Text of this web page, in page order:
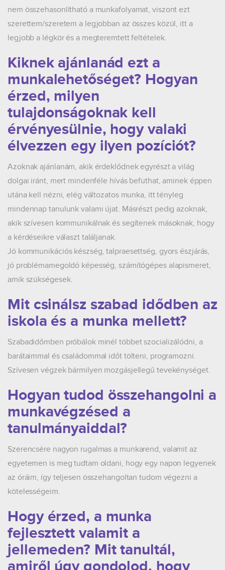
nem összehasonlítható a munkafolyamat, viszont ezt
szerettem/szeretem a legjobban az összes közül, itt a
legjobb a légkör és a megteremtett feltételek.
Kiknek ajánlanád ezt a
munkalehetőséget? Hogyan
érzed, milyen
tulajdonságoknak kell
érvényesülnie, hogy valaki
élvezzen egy ilyen pozíciót?
Azoknak ajánlanám, akik érdeklődnek egyrészt a világ
dolgai iránt, mert mindenféle hívás befuthat, aminek éppen
utána kell nézni, elég változatos munka, itt tényleg
mindennap tanulunk valami újat. Másrészt pedig azoknak,
akik szívesen kommunikálnak és segítenek másoknak, hogy
a kérdéseikre választ találjanak.
Jó kommunikációs készség, talpraesettség, gyors észjárás,
jó problémamegoldó képesség, számítógépes alapismeret,
amik szükségesek.
Mit csinálsz szabad idődben az
iskola és a munka mellett?
Szabadidőmben próbálok minél többet szocializálódni, a
barátaimmal és családommal időt tölteni, programozni.
Szívesen végzek bármilyen mozgásjellegű tevekénységet.
Hogyan tudod összehangolni a
munkavégzésed a
tanulmányaiddal?
Szerencsére nagyon rugalmas a munkarend, valamit az
egyetemen is meg tudtam oldani, hogy egy napon legyenek
az óráim, így teljesen összehangoltan tudom végezni a
kötelességeim.
Hogy érzed, a munka
fejlesztett valamit a
jellemeden? Mit tanultál,